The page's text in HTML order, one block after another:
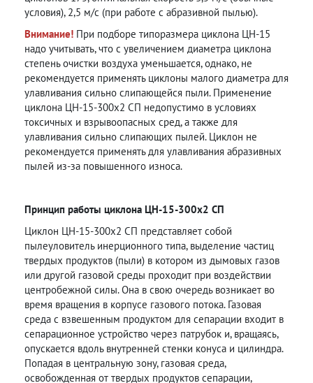
условия), 2,5 м/с (при работе с абразивной пылью).
Внимание! При подборе типоразмера циклона ЦН-15
надо учитывать, что с увеличением диаметра циклона
степень очистки воздуха уменьшается, однако, не
рекомендуется применять циклоны малого диаметра для
улавливания сильно слипающейся пыли. Применение
циклона ЦН-15-300х2 СП недопустимо в условиях
токсичных и взрывоопасных сред, а также для
улавливания сильно слипающих пылей. Циклон не
рекомендуется применять для улавливания абразивных
пылей из-за повышенного износа.
Принцип работы циклона ЦН-15-300х2 СП
Циклон ЦН-15-300х2 СП представляет собой
пылеуловитель инерционного типа, выделение частиц
твердых продуктов (пыли) в котором из дымовых газов
или другой газовой среды проходит при воздействии
центробежной силы. Она в свою очередь возникает во
время вращения в корпусе газового потока. Газовая
среда с взвешенным продуктом для сепарации входит в
сепарационное устройство через патрубок и, вращаясь,
опускается вдоль внутренней стенки конуса и цилиндра.
Попадая в центральную зону, газовая среда,
освобожденная от твердых продуктов сепарации,